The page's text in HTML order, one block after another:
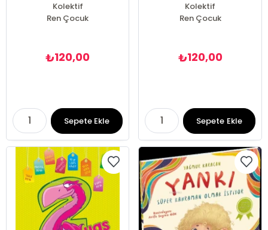
Kolektif
Ren Çocuk
₺120,00
Sepete Ekle
Kolektif
Ren Çocuk
₺120,00
Sepete Ekle